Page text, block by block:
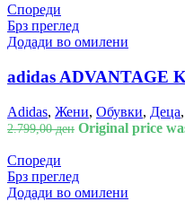
Спореди
Брз преглед
Додади во омилени
adidas ADVANTAGE
Adidas, Жени, Обувки, Деца,
2.799,00ден Original price
Спореди
Брз преглед
Додади во омилени